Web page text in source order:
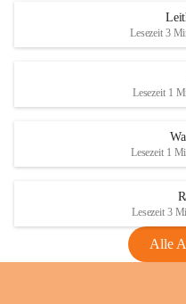
Maßnahmen zur
Rebe und der
Anhang VBl. EU Nr. 18
1 Seite•1,4 MB
VBl. EU Nr. 18_2026
Lesezeit 3
Lesezeit 1
Lesezeit 1
Lesezeit 3
Alle